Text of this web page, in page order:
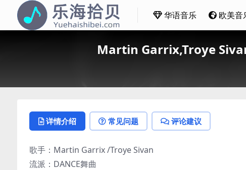
华语音乐 欧美音
Martin Garrix,Troye
详情介绍 常见问题 评论建议
歌手：Martin Garrix /Troye Sivan
流派：DANCE舞曲